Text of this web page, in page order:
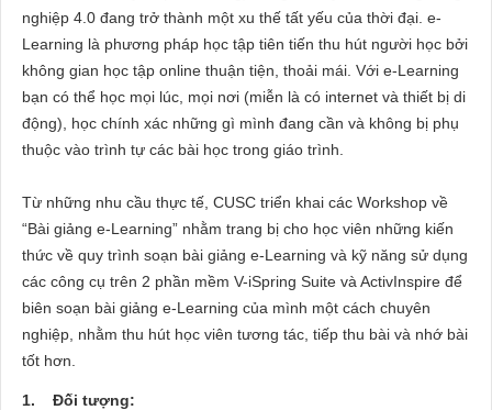
nghiệp 4.0 đang trở thành một xu thế tất yếu của thời đại. e-
Learning là phương pháp học tập tiên tiến thu hút người học bởi
không gian học tập online thuận tiện, thoải mái. Với e-Learning
bạn có thể học mọi lúc, mọi nơi (miễn là có internet và thiết bị di
động), học chính xác những gì mình đang cần và không bị phụ
thuộc vào trình tự các bài học trong giáo trình.
Từ những nhu cầu thực tế, CUSC triển khai các Workshop về
“Bài giảng e-Learning” nhằm trang bị cho học viên những kiến
thức về quy trình soạn bài giảng e-Learning và kỹ năng sử dụng
các công cụ trên 2 phần mềm V-iSpring Suite và ActivInspire để
biên soạn bài giảng e-Learning của mình một cách chuyên
nghiệp, nhằm thu hút học viên tương tác, tiếp thu bài và nhớ bài
tốt hơn.
1. Đối tượng: